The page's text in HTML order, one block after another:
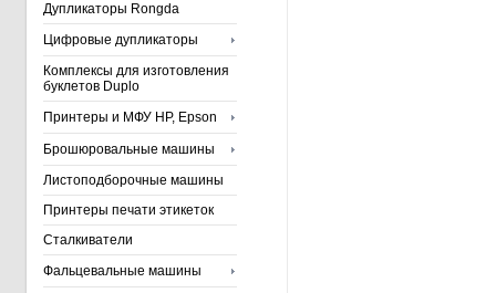
Дупликаторы Rongda
Цифровые дупликаторы
Комплексы для изготовления
буклетов Duplo
Принтеры и МФУ HP, Epson
Брошюровальные машины
Листоподборочные машины
Принтеры печати этикеток
Сталкиватели
Фальцевальные машины